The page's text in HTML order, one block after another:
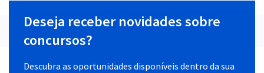
Deseja receber novidades sobre
concursos?
Descubra as oportunidades disponíveis dentro da sua